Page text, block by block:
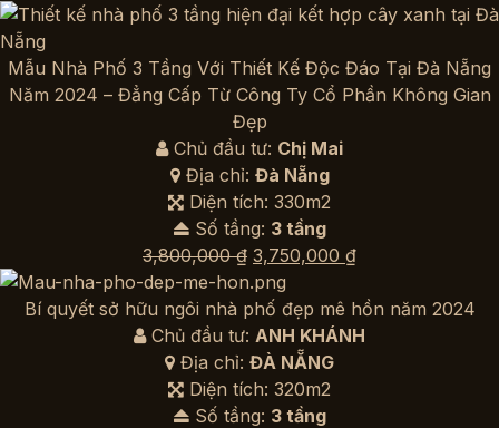
gốc
3,800,000 ₫.
hiện
là:
3,750,000 ₫.
Mẫu Nhà Phố 3 Tầng Với Thiết Kế Độc Đáo Tại Đà Nẵng
Năm 2024 – Đẳng Cấp Từ Công Ty Cổ Phần Không Gian
Đẹp
Chủ đầu tư: Chị Mai
Địa chỉ: Đà Nẵng
Diện tích: 330m2
Số tầng: 3 tầng
3,800,000₫ Giá
gốc
là:
3,800,000 ₫.
3,750,000 ₫Giá
tại
là:
Bí quyết sở hữu ngôi nhà phố đẹp mê hồn năm 2024
Chủ đầu tư: ANH KHÁNH
Địa chỉ: ĐÀ NẴNG
Diện tích: 320m2
Số tầng: 3 tầng